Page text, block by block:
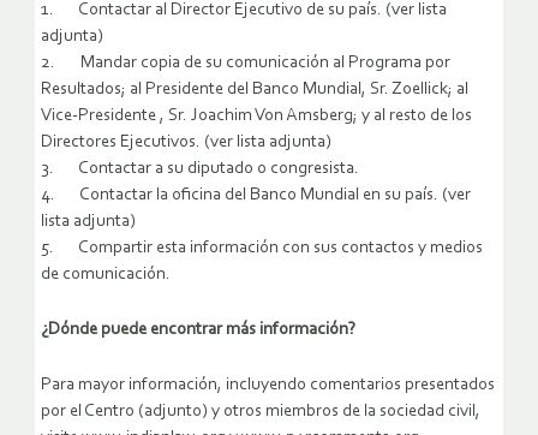
1. Contactar al Director Ejecutivo de su país. (ver lista
adjunta)
2. Mandar copia de su comunicación al Programa por
Resultados; al Presidente del Banco Mundial, Sr. Zoellick; al
Vice-Presidente , Sr. Joachim Von Amsberg; y al resto de los
Directores Ejecutivos. (ver lista adjunta)
3. Contactar a su diputado o congresista.
4. Contactar la oficina del Banco Mundial en su país. (ver
lista adjunta)
5. Compartir esta información con sus contactos y medios
de comunicación.
¿Dónde puede encontrar más información?
Para mayor información, incluyendo comentarios presentados
por el Centro (adjunto) y otros miembros de la sociedad civil,